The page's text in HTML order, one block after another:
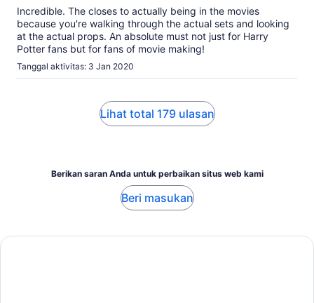
Incredible. The closes to actually being in the movies
because you're walking through the actual sets and looking
at the actual props. An absolute must not just for Harry
Potter fans but for fans of movie making!
Tanggal aktivitas: 3 Jan 2020
Lihat total 179 ulasan
Berikan saran Anda untuk perbaikan situs web kami
Beri masukan